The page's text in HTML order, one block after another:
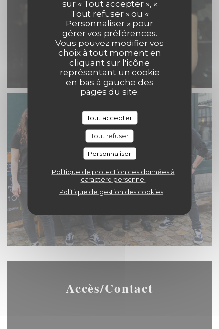
sur « Tout accepter », «
Tout refuser » ou «
Personnaliser » pour
gérer vos préférences.
Vous pouvez modifier vos
choix à tout moment en
cliquant sur l'icône
représentant un cookie
en bas à gauche des
pages du site.
Tout accepter
Tout refuser
Personnaliser
Politique de protection des données à
caractère personnel
Politique de gestion des cookies
Accès/Contact